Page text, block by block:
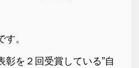
。
彰を２回受賞している”自